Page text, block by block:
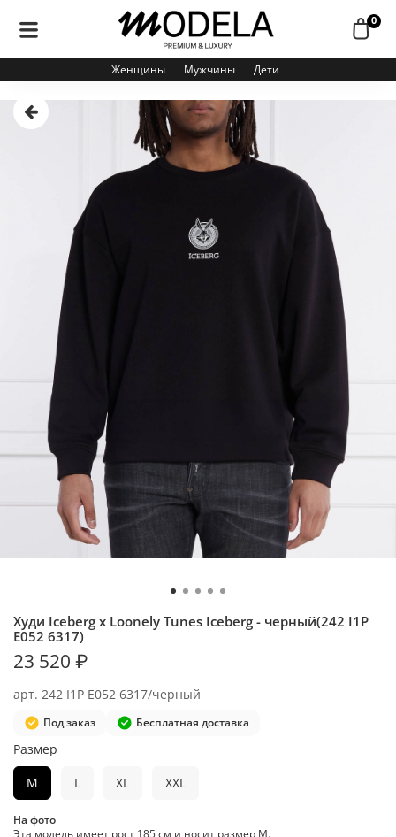
0
Женщины Мужчины Дети
арт. 242 I1P E052 6317/черный
Худи Iceberg x Loonely Tunes Iceberg - черный(242 I1P
E052 6317)
Под заказ Бесплатная доставка
23 520 ₽
Размер
M
L XL XXL
На фото
Эта модель имеет рост 185 см и носит размер M.